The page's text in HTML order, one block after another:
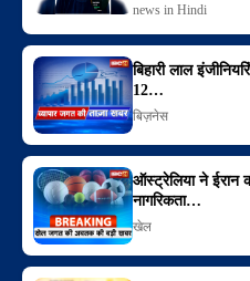
news in Hindi
बिहारी लाल
12…
बिज़नेस
ऑस्ट्रेलिया ने ईरान
नागरिकता…
खेल